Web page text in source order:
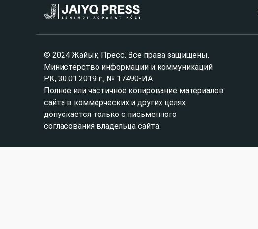
© 2024 Жайық Пресс. Все права защищены.
Министерство информации и коммуникаций
РК, 30.01.2019 г., № 17490-ИА
Полное или частичное копирование материалов
сайта в коммерческих и других целях
допускается только с письменного
согласования владельца сайта.